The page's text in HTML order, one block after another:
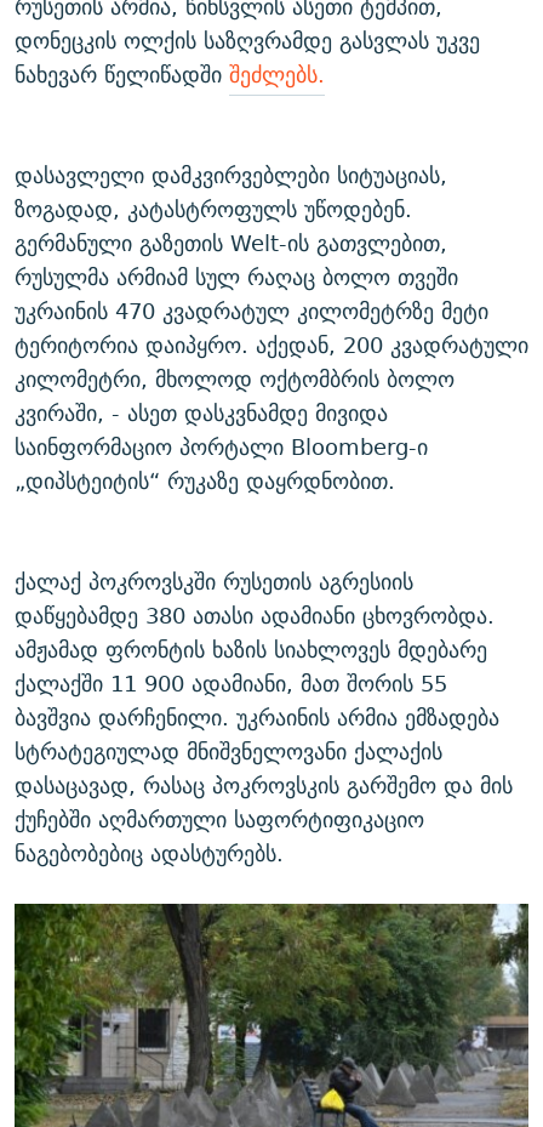
დონეცკის ოლქის საზღვრამდე გასვლას უკვე
ნახევარ წელიწადშიშეძლებს.
დასავლელი დამკვირვებლები სიტუაციას,
ზოგადად, კატასტროფულს უწოდებენ.
გერმანული გაზეთის Welt-ის გათვლებით,
რუსულმა არმიამ სულ რაღაც ბოლო თვეში
უკრაინის 470 კვადრატულ კილომეტრზე მეტი
ტერიტორია დაიპყრო. აქედან, 200 კვადრატული
კილომეტრი, მხოლოდ ოქტომბრის ბოლო
კვირაში, - ასეთ დასკვნამდე მივიდა
საინფორმაციო პორტალი Bloomberg-ი
„დიპსტეიტის“ რუკაზე დაყრდნობით.
ქალაქ პოკროვსკში რუსეთის აგრესიის
დაწყებამდე 380 ათასი ადამიანი ცხოვრობდა.
ამჟამად ფრონტის ხაზის სიახლოვეს მდებარე
ქალაქში 11 900 ადამიანი, მათ შორის 55
ბავშვია დარჩენილი. უკრაინის არმია ემზადება
სტრატეგიულად მნიშვნელოვანი ქალაქის
დასაცავად, რასაც პოკროვსკის გარშემო და მის
ქუჩებში აღმართული საფორტიფიკაციო
ნაგებობებიც ადასტურებს.